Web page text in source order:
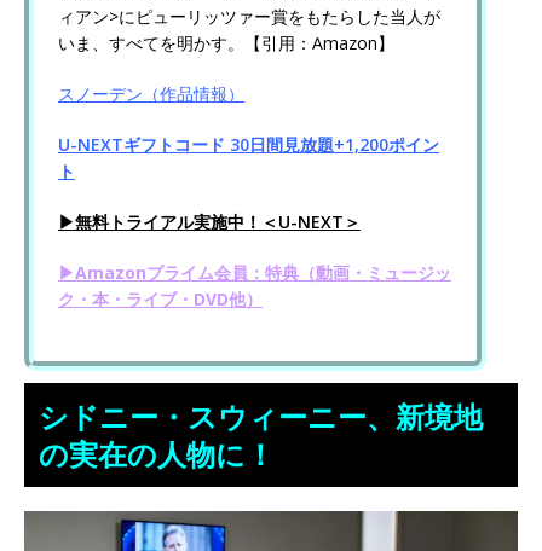
ィアン>にピューリッツァー賞をもたらした当人が
いま、すべてを明かす。【引用：Amazon】
スノーデン（作品情報）
U-NEXTギフトコード 30日間見放題+1,200ポイン
ト
▶無料トライアル実施中！＜U-NEXT＞
▶Amazonプライム会員：特典（動画・ミュージッ
ク・本・ライブ・DVD他）
シドニー・スウィーニー、新境地
の実在の人物に！